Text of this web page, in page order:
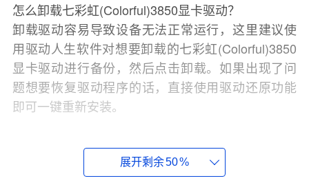
怎么卸载七彩虹(Colorful)3850显卡驱动？
卸载驱动容易导致设备无法正常运行，这里建议使
用驱动人生软件对想要卸载的七彩虹(Colorful)3850
显卡驱动进行备份，然后点击卸载。如果出现了问
题想要恢复驱动程序的话，直接使用驱动还原功能
即可一键重新安装。
怎么更新七彩虹(Colorful)3850显卡驱动？
可以安装一个驱动人生软件，获取实时更新驱动的
服务，节省时间和精力。让你的七彩虹
展开剩余50%